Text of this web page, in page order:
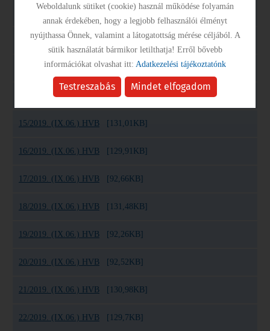
[91,1KB]
12/2019. (IX.06.) HVB [92,89KB]
13/2019. (IX.06.) HVB [126,56KB]
14/2019. (IX.06.) HVB [131,28KB]
15/2019. (IX.06.) HVB [131,01KB]
16/2019. (IX.06.) HVB [129,91KB]
17/2019. (IX.06.) HVB [92,66KB]
18/2019. (IX.06.) HVB [131,48KB]
19/2019. (IX.06.) HVB [92,26KB]
20/2019. (IX.06.) HVB [92,52KB]
21/2019. (IX.06.) HVB [130,98KB]
22/2019. (IX.06.) HVB [129,7KB]
Mindet elfogadom
Testreszabás
Weboldalunk sütiket (cookie) használ működése folyamán
annak érdekében, hogy a legjobb felhasználói élményt
nyújthassa Önnek, valamint a látogatottság mérése céljából. A
sütik használatát bármikor letilthatja! Erről bővebb
információkat olvashat itt: Adatkezelési tájékoztatónk